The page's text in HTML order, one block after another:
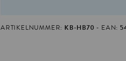
ARTIKELNUMMER: KB-HB70 EAN: